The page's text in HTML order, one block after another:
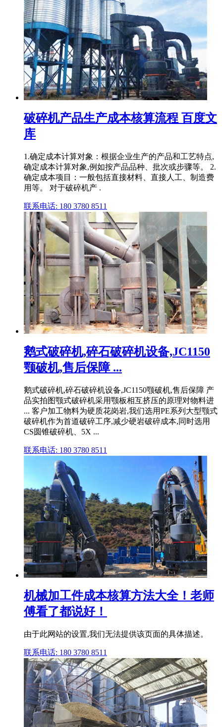
破碎机产品生产成本核算流程 百度文
库
1.确定成本计算对象：根据企业生产的产品和工艺特点,
确定成本计算对象,例如按产品品种、批次或步骤等。 2.
确定成本项目：一般包括直接材料、直接人工、制造费
用等。 对于破碎机产 .
联系电话: 180 3780 8511
鹅式破碎机,碎石破碎机设备,JC1150
颚破机,售后保障 ...
鹅式破碎机,碎石破碎机设备,JC1150颚破机,售后保障 产
品实拍图颚式破碎机采用颚板相互挤压的原理对物料进
... 客户加工物料为硬质花岗岩,我们选用PE系列大型颚式
破碎机作为首道破碎工序,减少硬岩破碎成本,同时选用
CS圆锥破碎机、5X ...
联系电话: 180 3780 8511
机械加工件成本核算方法大全！老师
傅看了都说好！
由于此网站的设置,我们无法提供该页面的具体描述。
联系电话: 180 3780 8511